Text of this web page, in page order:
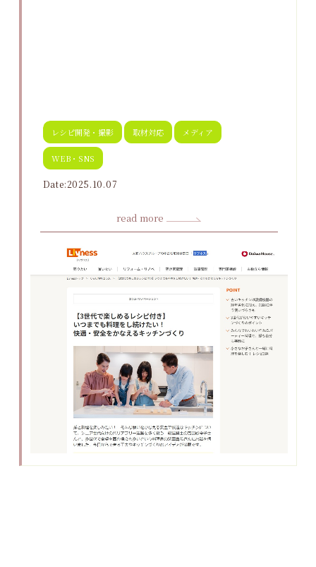
レシピ開発・撮影 取材対応 メディア
WEB・SNS
Date:2025.10.07
read more